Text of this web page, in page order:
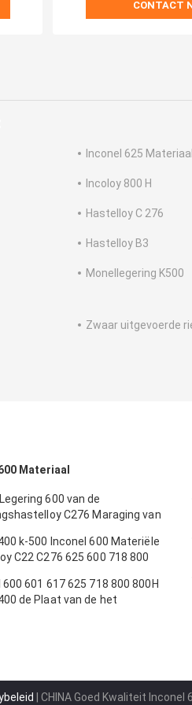
CONTACT
Inconel 625 Materiaal
Incoloy 800 H
Hastelloy C 276
Hastelloy B3
Monellegering K500
Zwaar uitgevoerde
Materiaal
600 van de
C276 Maraging van
602CA/617
k-500 Inconel 600 Materiële
C22 C276 625 600 718 800
600 601 617 625 718 800 800H
de Plaat van de het
| CHINA Goed Kwaliteit